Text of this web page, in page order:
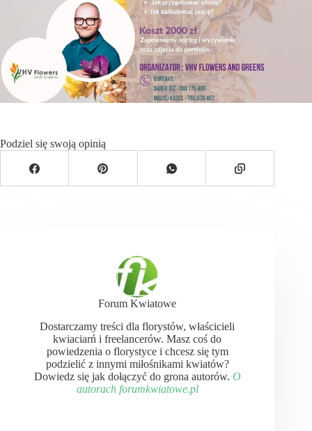
Podziel się swoją opinią
Forum Kwiatowe
Dostarczamy treści dla florystów, właścicieli
kwiaciarń i freelancerów. Masz coś do
powiedzenia o florystyce i chcesz się tym
podzielić z innymi miłośnikami kwiatów?
Dowiedz się jak dołączyć do grona autorów. O
autorach forumkwiatowe.pl